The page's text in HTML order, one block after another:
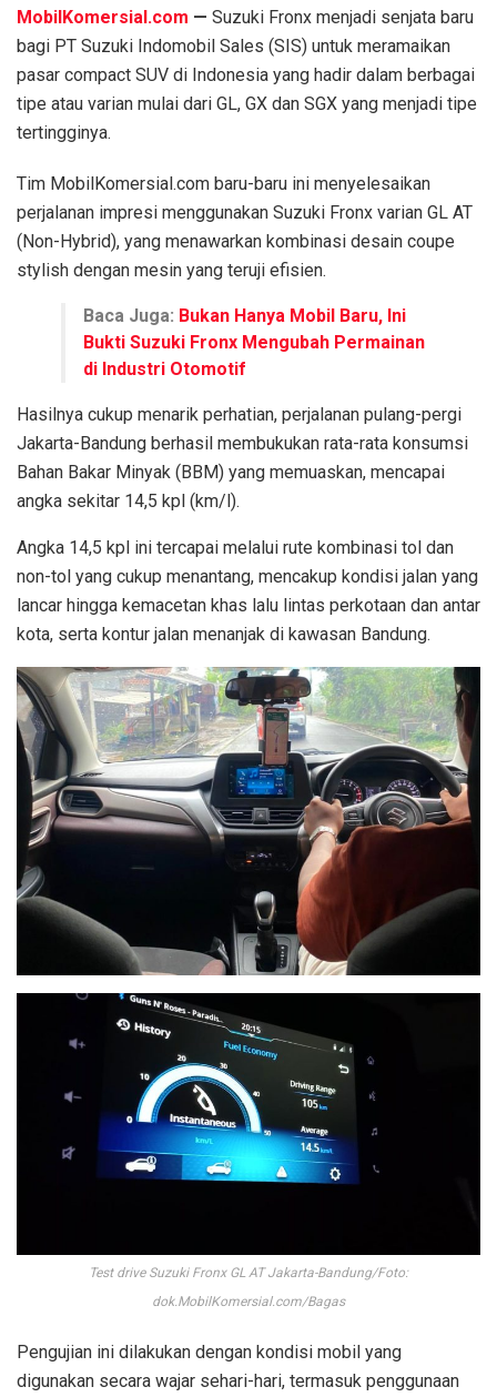
MobilKomersial.com — Suzuki Fronx menjadi senjata baru
bagi PT Suzuki Indomobil Sales (SIS) untuk meramaikan
pasar compact SUV di Indonesia yang hadir dalam berbagai
tipe atau varian mulai dari GL, GX dan SGX yang menjadi tipe
tertingginya.
Tim MobilKomersial.com baru-baru ini menyelesaikan
perjalanan impresi menggunakan Suzuki Fronx varian GL AT
(Non-Hybrid), yang menawarkan kombinasi desain coupe
stylish dengan mesin yang teruji efisien.
Baca Juga: Bukan Hanya Mobil Baru, Ini
Bukti Suzuki Fronx Mengubah Permainan
di Industri Otomotif
Hasilnya cukup menarik perhatian, perjalanan pulang-pergi
Jakarta-Bandung berhasil membukukan rata-rata konsumsi
Bahan Bakar Minyak (BBM) yang memuaskan, mencapai
angka sekitar 14,5 kpl (km/l).
Angka 14,5 kpl ini tercapai melalui rute kombinasi tol dan
non-tol yang cukup menantang, mencakup kondisi jalan yang
lancar hingga kemacetan khas lalu lintas perkotaan dan antar
kota, serta kontur jalan menanjak di kawasan Bandung.
Test drive Suzuki Fronx GL AT Jakarta-Bandung/Foto:
dok.MobilKomersial.com/Bagas
Pengujian ini dilakukan dengan kondisi mobil yang
digunakan secara wajar sehari-hari, termasuk penggunaan